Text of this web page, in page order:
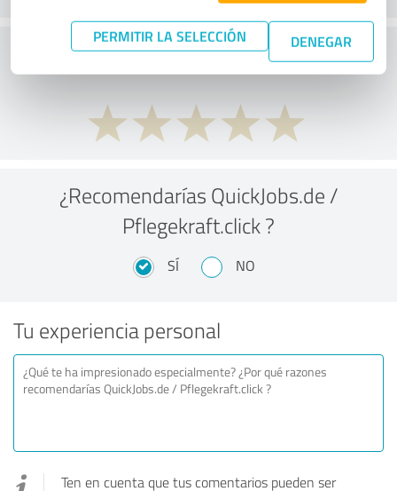
PERMITIR LA SELECCIÓN DENEGAR
¿Qué te parece la relación calidad-precio?
¿Recomendarías QuickJobs.de /
Pflegekraft.click ?
SÍ NO
Tu experiencia personal
Ten en cuenta que tus comentarios pueden ser